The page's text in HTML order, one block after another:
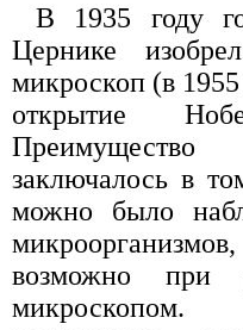
В 1935 году
Цернике
микроскоп (в 1955
открытие
заключалось в
можно было
возможно при